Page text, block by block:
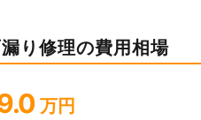
り修理の費用相場
万円